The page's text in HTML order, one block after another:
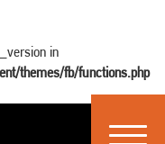
in
themes/fb/functions.php
Toggle